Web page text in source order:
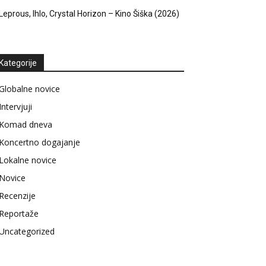
Ihlo, Crystal Horizon – Kino Šiška (2026)
novice
dneva
dogajanje
novice